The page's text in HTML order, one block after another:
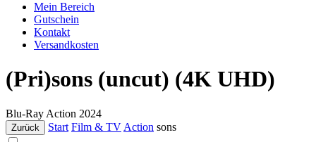
Mein Bereich
Gutschein
Kontakt
Versandkosten
(Pri)sons (uncut) (4K UHD)
Blu-Ray Action 2024
Zurück Start Film & TV Action sons